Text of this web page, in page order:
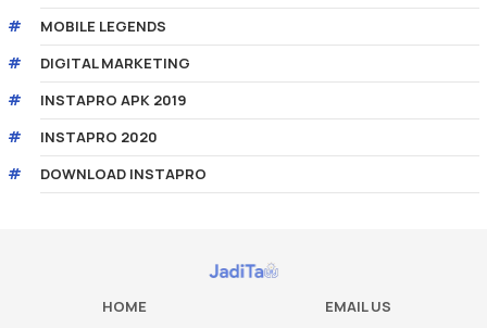
MOBILE LEGENDS
DIGITAL MARKETING
INSTAPRO APK 2019
INSTAPRO 2020
DOWNLOAD INSTAPRO
HOME EMAIL US